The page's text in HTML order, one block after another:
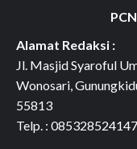
Alamat Redaksi :
Jl. Masjid Syaroful
Wonosari,
55813
Telp. :